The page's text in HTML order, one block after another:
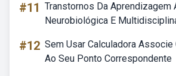
#11 Transtornos Da Aprendizagem
Neurobiológica E
#12 Sem Usar Calculadora
Ao Seu Ponto Correspondente